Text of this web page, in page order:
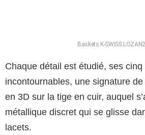
Baskets K-SWISS LOZAN2
Chaque détail est étudié, ses cinq
incontournables, une signature
en 3D sur la tige en cuir, auquel
métallique discret qui se glisse
lacets.